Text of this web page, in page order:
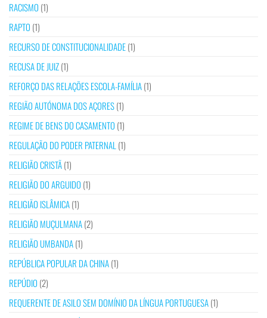
RACISMO (1)
RAPTO (1)
RECURSO DE CONSTITUCIONALIDADE(1)
RECUSA DE JUIZ(1)
REFORÇO DAS RELAÇÕES ESCOLA-FAMÍLIA(1)
REGIÃO AUTÓNOMA DOS AÇORES(1)
REGIME DE BENS DO CASAMENTO (1)
REGULAÇÃO DO PODER PATERNAL (1)
RELIGIÃO CRISTÃ(1)
RELIGIÃO DO ARGUIDO (1)
RELIGIÃO ISLÂMICA(1)
RELIGIÃO MUÇULMANA(2)
RELIGIÃO UMBANDA(1)
REPÚBLICA POPULAR DA CHINA(1)
REPÚDIO (2)
REQUERENTE DE ASILO SEM DOMÍNIO DA LÍNGUA PORTUGUESA(1)